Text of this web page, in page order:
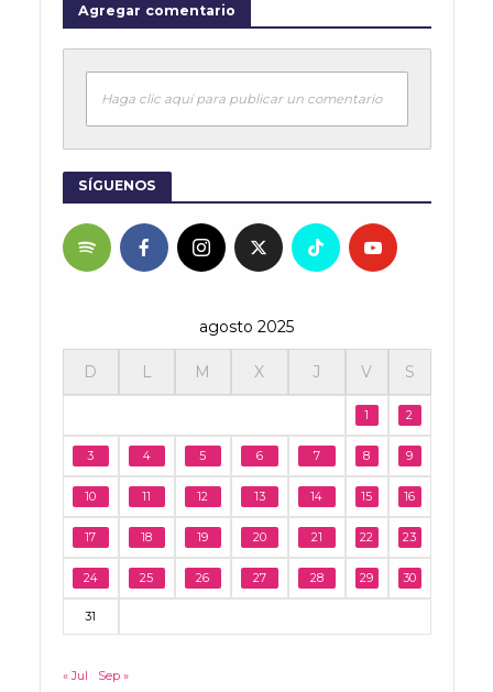
Agregar comentario
Haga clic aquí para publicar un comentario
SÍGUENOS
agosto 2025
D L M X J V S
1 2
3 4 5 6 7 8 9
10 11 12 13 14 15 16
17 18 19 20 21 22 23
24 25 26 27 28 29 30
31
« Jul Sep »